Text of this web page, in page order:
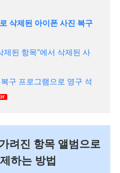
삭제된 아이폰 사진 복구
제된 항목"에서 삭제된 사
구 프로그램으로 영구 석
려진 항목 앨범으로
하는 방법